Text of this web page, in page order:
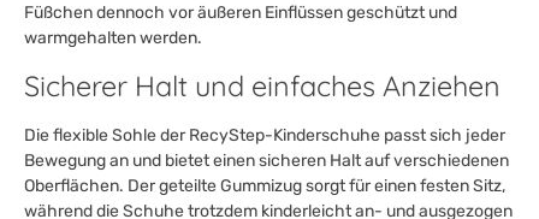
Füßchen dennoch vor äußeren Einflüssen geschützt und
warmgehalten werden.
Sicherer Halt und einfaches Anziehen
Die flexible Sohle der RecyStep-Kinderschuhe passt sich jeder
Bewegung an und bietet einen sicheren Halt auf verschiedenen
Oberflächen. Der geteilte Gummizug sorgt für einen festen Sitz,
während die Schuhe trotzdem kinderleicht an- und ausgezogen